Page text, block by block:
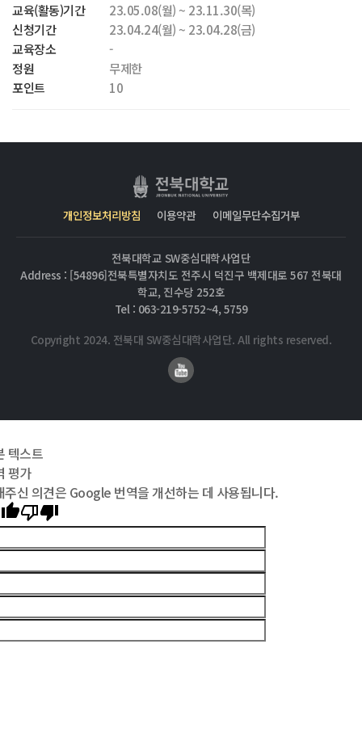
교육(활동)기간
23.05.08(월) ~ 23.11.30(목)
신청기간
23.04.24(월) ~ 23.04.28(금)
교육장소
-
정원
무제한
포인트
10
개인정보처리방침 이용약관 이메일무단수집거부
전북대학교 SW중심대학사업단
Address : [54896]전북특별자치도 전주시 덕진구 백제대로 567 전북대
학교, 진수당 252호
Tel : 063-219-5752~4, 5759
Copyright 2024. 전북대 SW중심대학사업단. All rights reserved.
텍스트
평가
주신 의견은 Google 번역을 개선하는 데 사용됩니다.